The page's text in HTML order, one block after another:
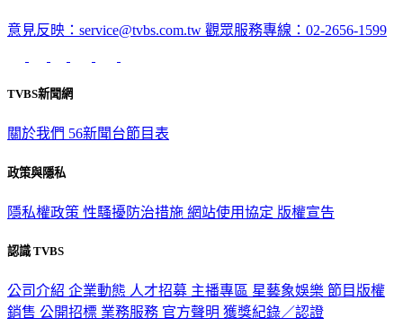
意見反映：service@tvbs.com.tw 觀眾服務專線：02-2656-1599
TVBS新聞網
關於我們 56新聞台節目表
政策與隱私
隱私權政策 性騷擾防治措施 網站使用協定 版權宣告
認識 TVBS
公司介紹 企業動態 人才招募 主播專區 星藝象娛樂 節目版權
銷售 公開招標 業務服務 官方聲明 獲獎紀錄／認證